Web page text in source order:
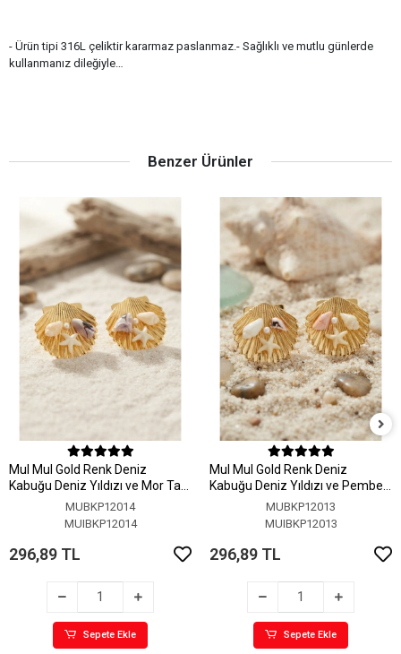
- Ürün tipi 316L çeliktir kararmaz paslanmaz.- Sağlıklı ve mutlu günlerde
kullanmanız dileğiyle…
Benzer Ürünler
MuI MuI Gold Renk Deniz
Kabuğu Deniz Yıldızı ve Mor Taş
Detaylı KüpeMUBKP12014
MUIBKP12014
296,89 TL
Sepete Ekle
MuI MuI Gold Renk Deniz
Kabuğu Deniz Yıldızı ve Pembe
Taş Detaylı Küpe
MUBKP12013
MUIBKP12013
296,89 TL
Sepete Ekle